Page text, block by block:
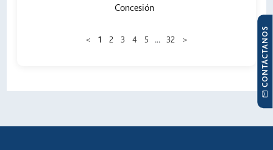
Concesión
< 1 2 3 4 5 ... 32 > CONTÁCTANOS